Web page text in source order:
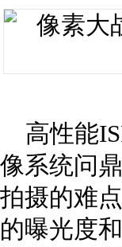
高性能
像系统问
拍摄的难
的曝光度